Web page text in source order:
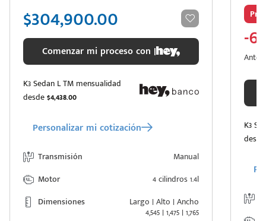
$304,900.00
Comenzar mi proceso con |
K3 Sedan L TM mensualidad
desde$4,438.00
Personalizar mi cotización
Transmisión
Manual
Motor
4 cilindros 1.4l
Dimensiones
Largo | Alto | Ancho
4,545 | 1,475 | 1,765
-
Antes:
K3